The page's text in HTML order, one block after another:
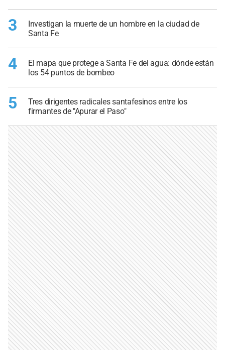
3
Investigan la muerte de un hombre en la ciudad de
Santa Fe
4
El mapa que protege a Santa Fe del agua: dónde están
los 54 puntos de bombeo
5
Tres dirigentes radicales santafesinos entre los
firmantes de "Apurar el Paso"